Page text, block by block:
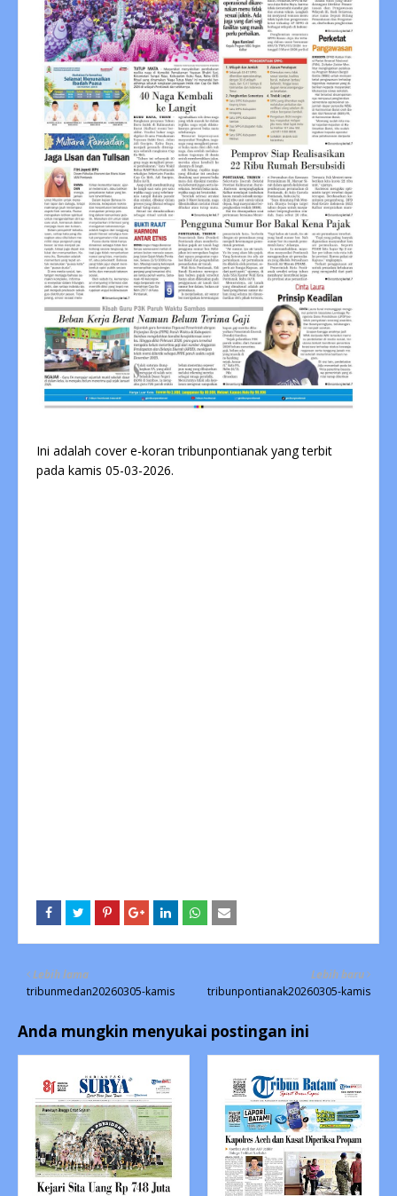
Ini adalah cover e-koran tribunpontianak yang terbit
pada kamis 05-03-2026.
Lebih baru
tribunpontianak20260305-kamis
Lebih lama
tribunmedan20260305-kamis
Anda mungkin menyukai postingan ini